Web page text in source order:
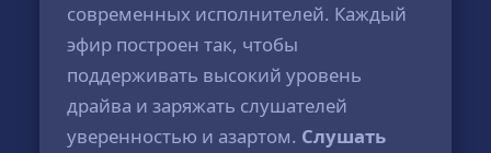
современных исполнителей. Каждый
эфир построен так, чтобы
поддерживать высокий уровень
драйва и заряжать слушателей
уверенностью и азартом. Слушать